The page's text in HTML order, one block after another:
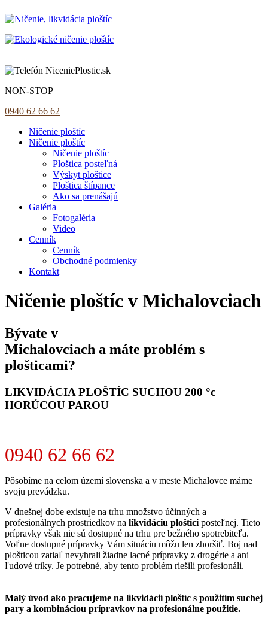
NON-STOP
0940 62 66 62
Ničenie ploštíc
Ničenie ploštíc
Ničenie ploštíc
Ploštica posteľná
Výskyt ploštice
Ploštica štípance
Ako sa prenášajú
Galéria
Fotogaléria
Video
Cenník
Cenník
Obchodné podmienky
Kontakt
Ničenie ploštíc v Michalovciach
Bývate v
Michalovciach a máte problém s
plošticami?
LIKVIDÁCIA PLOŠTÍC SUCHOU 200 °c
HORÚCOU PAROU
0940 62 66 62
Pôsobíme na celom území slovenska a v meste Michalovce máme
svoju prevádzku.
V dnešnej dobe existuje na trhu množstvo účinných a
profesionálnych prostriedkov na likvidáciu ploštici posteľnej. Tieto
prípravky však nie sú dostupné na trhu pre bežného spotrebiteľa.
Voľne dostupné prípravky Vám situáciu môžu len zhoršiť. Boj nad
plošticou zatiaľ nevyhrali žiadne lacné prípravky z drogérie a ani
ľudové triky. Je potrebné, aby tento problém riešili profesionáli.
Malý úvod ako pracujeme na likvidácií ploštíc s použitím suchej
pary a kombináciou prípravkov na profesionálne použitie.